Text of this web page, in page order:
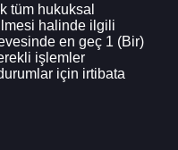
tüm hukuksal
halinde ilgili
en geç 1 (Bir)
işlemler
için irtibata